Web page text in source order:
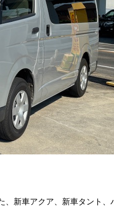
新車アクア、新車タント、